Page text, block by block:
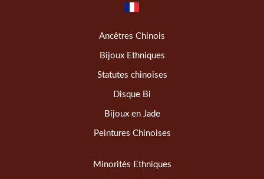
Ancêtres Chinois
Bijoux Ethniques
Statutes chinoises
Disque Bi
Bijoux en Jade
Peintures Chinoises
Minorités Ethniques